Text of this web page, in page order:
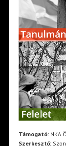
Támogató:NKA
Szerkesztő: